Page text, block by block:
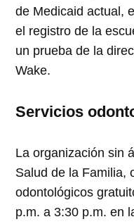
de Medicaid actual,
el registro de la
un prueba de la
Wake.
Servicios
La organización sin
Salud de la Familia,
odontológicos
p.m. a 3:30 p.m. en